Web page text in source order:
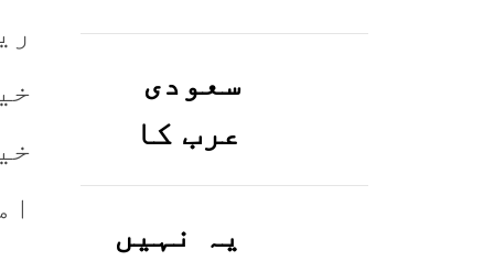
بہن ایشا
عامر کی
بولڈ
تصاویر
وائرل ہو
سعودی
عرب کا
ورک ویزا
کیسے
یہ نہیں